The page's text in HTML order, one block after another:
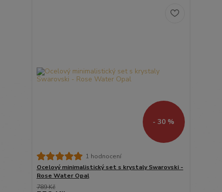
- 30 %
1 hodnocení
Ocelový minimalistický set s krystaly Swarovski -
Rose Water Opal
789 Kč